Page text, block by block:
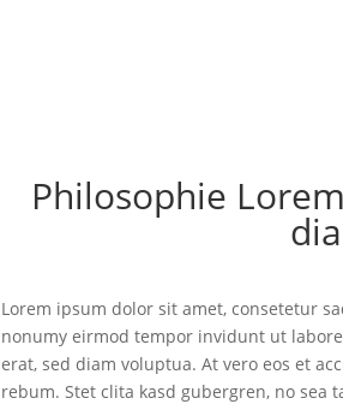
Philosophie
Lorem ipsum dolor sit amet, consetetur
nonumy eirmod tempor invidunt ut
erat, sed diam voluptua. At vero eos et
rebum. Stet clita kasd gubergren, no sea